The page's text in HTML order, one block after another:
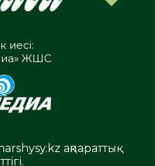
иесі:
ЖШС
ақпараттық